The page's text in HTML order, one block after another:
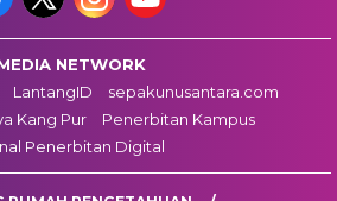
NETWORK
LantangID
sepakunusantara.com
Kang Pur
Penerbitan Kampus
Penerbitan Digital